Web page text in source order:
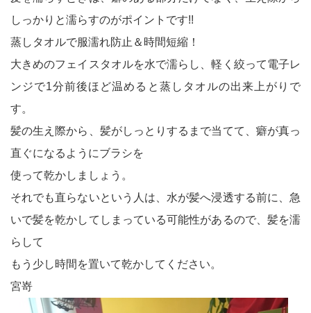
しっかりと濡らすのがポイントです!!
蒸しタオルで服濡れ防止＆時間短縮！
大きめのフェイスタオルを水で濡らし、軽く絞って電子レ
ンジで1分前後ほど温めると蒸しタオルの出来上がりで
す。
髪の生え際から、髪がしっとりするまで当てて、癖が真っ
直ぐになるようにブラシを
使って乾かしましょう。
それでも直らないという人は、水が髪へ浸透する前に、急
いで髪を乾かしてしまっている可能性があるので、髪を濡
らして
もう少し時間を置いて乾かしてください。
宮嵜